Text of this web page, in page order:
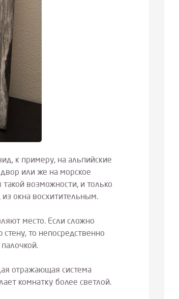
к примеру, на альпийские
или же на морское
возможности, и только
окна восхитительным.
место. Если сложно
то непосредственно
отражающая система
комнатку более светлой.